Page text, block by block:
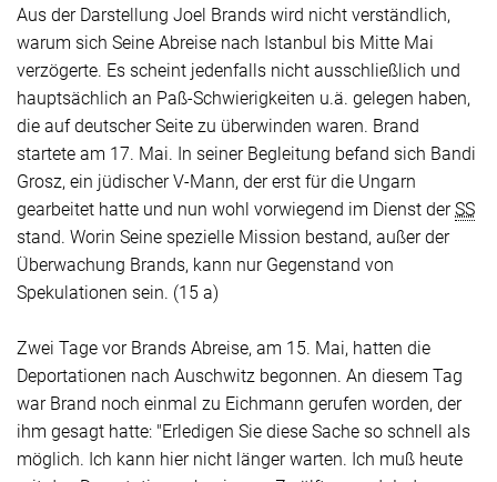
Aus der Darstellung Joel Brands wird nicht verständlich,
warum sich SeineAbreise nach Istanbul bis Mitte Mai
verzögerte. Es scheint jedenfalls nicht ausschließlich und
hauptsächlich an Paß-Schwierigkeiten u.ä. gelegen haben,
die auf deutscher Seite zu überwinden waren. Brand
startete am 17. Mai. In seiner Begleitung befand sich Bandi
Grosz, ein jüdischer V-Mann, der erst für die Ungarn
gearbeitet hatte und nun wohl vorwiegend im Dienst derSS
stand. Worin Seine spezielle Mission bestand, außer der
Überwachung Brands, kann nur Gegenstand von
Spekulationen sein. (15 a)
Zwei Tage vor Brands Abreise, am 15. Mai, hatten die
Deportationen nach Auschwitz begonnen. An diesem Tag
war Brand noch einmal zu Eichmann gerufen worden, der
ihm gesagt hatte: "Erledigen Sie diese Sache so schnell als
möglich. Ich kann hier nicht länger warten. Ich muß heute